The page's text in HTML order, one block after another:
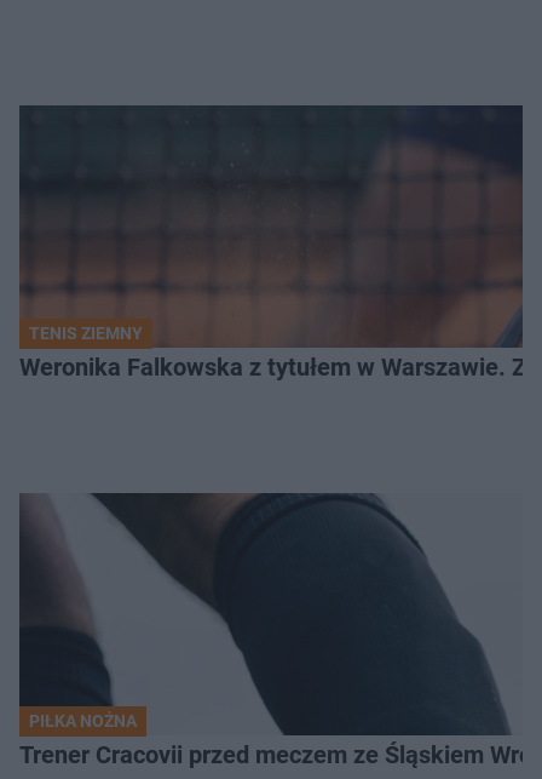
TENIS ZIEMNY
Weronika Falkowska z tytułem w Warszawie.
PIŁKA NOŻNA
Trener Cracovii przed meczem ze Śląskiem